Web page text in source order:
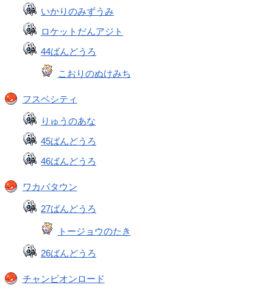
いかりのみずうみ
ロケットだんアジト
44ばんどうろ
こおりのぬけみち
フスベシティ
りゅうのあな
45ばんどうろ
46ばんどうろ
ワカバタウン
27ばんどうろ
トージョウのたき
26ばんどうろ
チャンピオンロード